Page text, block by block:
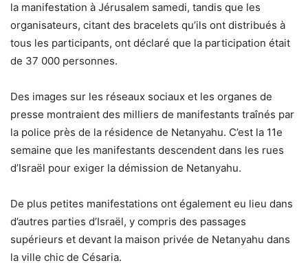
la manifestation à Jérusalem samedi, tandis que les
organisateurs, citant des bracelets qu’ils ont distribués à
tous les participants, ont déclaré que la participation était
de 37 000 personnes.
Des images sur les réseaux sociaux et les organes de
presse montraient des milliers de manifestants traînés par
la police près de la résidence de Netanyahu. C’est la 11e
semaine que les manifestants descendent dans les rues
d’Israël pour exiger la démission de Netanyahu.
De plus petites manifestations ont également eu lieu dans
d’autres parties d’Israël, y compris des passages
supérieurs et devant la maison privée de Netanyahu dans
la ville chic de Césaria.